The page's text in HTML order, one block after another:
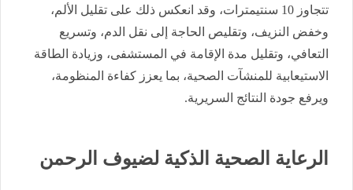
تتجاوز 10 سنتيمترات، وقد انعكس ذلك على تقليل الألم،
وخفض النزيف، وتقليص الحاجة إلى نقل الدم، وتسريع
التعافي، وتقليل مدة الإقامة في المستشفى، وزيادة الطاقة
الاستيعابية للمنشآت الصحية، بما يعزز كفاءة المنظومة،
ويرفع جودة النتائج السريرية.
الرعاية الصحية الذكية لضيوف الرحمن